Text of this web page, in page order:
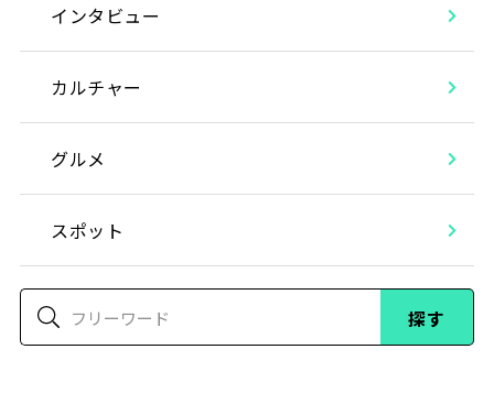
インタビュー
カルチャー
グルメ
スポット
探す